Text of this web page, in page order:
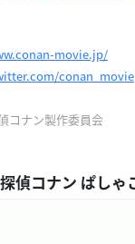
movie.jp/
conan_movie
コナン製作委員会
探偵コナン ぱし